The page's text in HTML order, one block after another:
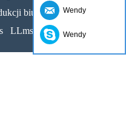
biustonoszy Chiny
LLms pełne
Wendy
Wendy